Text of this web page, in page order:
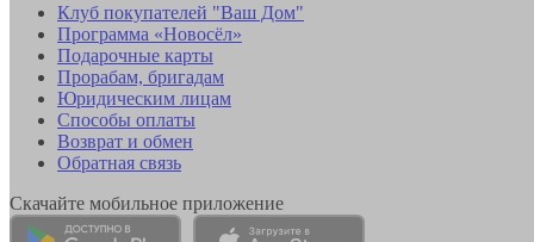
Клуб покупателей "Ваш Дом"
Программа «Новосёл»
Подарочные карты
Прорабам, бригадам
Юридическим лицам
Способы оплаты
Возврат и обмен
Обратная связь
Скачайте мобильное приложение